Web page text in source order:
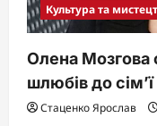
Культура та
Олена Мозгова
шлюбів до
Стаценко Ярослав